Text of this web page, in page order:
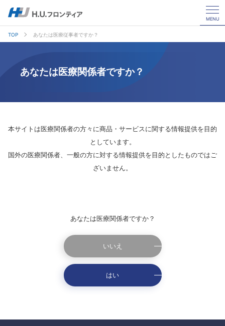
MENU
TOP あなたは医療従事者ですか？
あなたは医療関係者ですか？
本サイトは医療関係者の方々に商品・サービスに関する情報提供を目的
としています。
国外の医療関係者、一般の方に対する情報提供を目的としたものではご
ざいません。
あなたは医療関係者ですか？
いいえ
はい